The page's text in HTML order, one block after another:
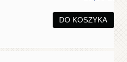
DO KOSZYKA